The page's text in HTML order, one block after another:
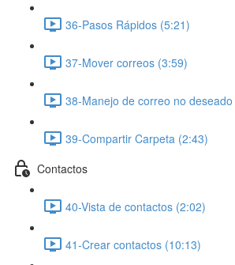
36-Pasos Rápidos (5:21)
37-Mover correos (3:59)
38-Manejo de correo no
39-Compartir Carpeta (2:43)
Contactos
40-Vista de contactos (2:02)
41-Crear contactos (10:13)